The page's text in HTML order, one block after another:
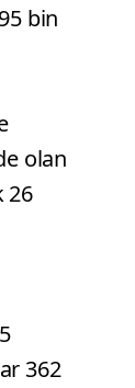
bin
olan
26
362